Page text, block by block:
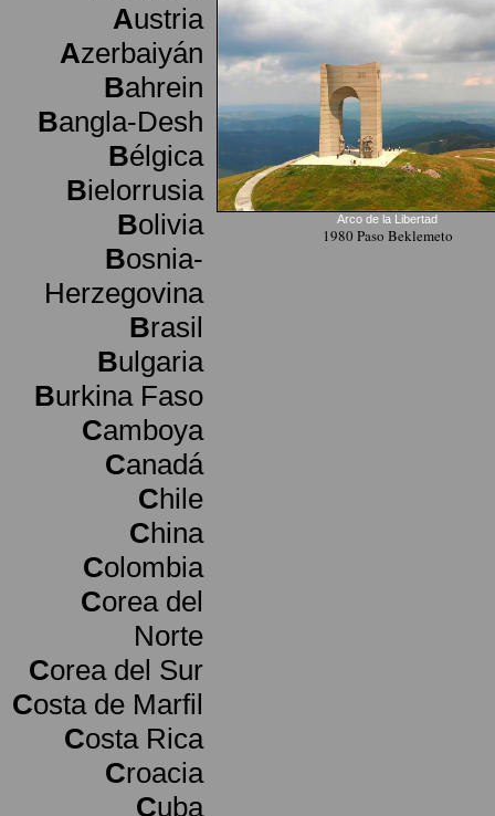
Austria
Azerbaiyán
Bahrein
Bangla-Desh
Bélgica
Bielorrusia
Bolivia
Bosnia-
Herzegovina
Brasil
Bulgaria
Burkina Faso
Camboya
Canadá
Chile
China
Colombia
Corea del
Norte
Corea del Sur
Costa de Marfil
Costa Rica
Croacia
Cuba
Arco de la Libertad
1980 Paso Beklemeto